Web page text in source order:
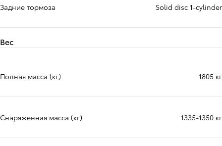
Задние тормоза Solid disc 1-cylinder
Вес
Полная масса (кг) 1805 кг
Снаряженная масса (кг) 1335-1350 кг